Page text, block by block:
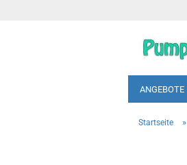
ANGEBOTE
Startseite »